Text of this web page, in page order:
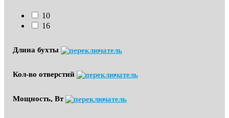
10
16
Длина бухты
Кол-во отверстий
Мощность, Вт